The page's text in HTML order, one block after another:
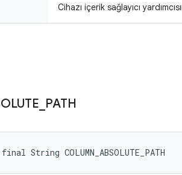
Cihazı içerik sağlayıcı
PATH
String COLUMN_ABSOLUTE_PATH